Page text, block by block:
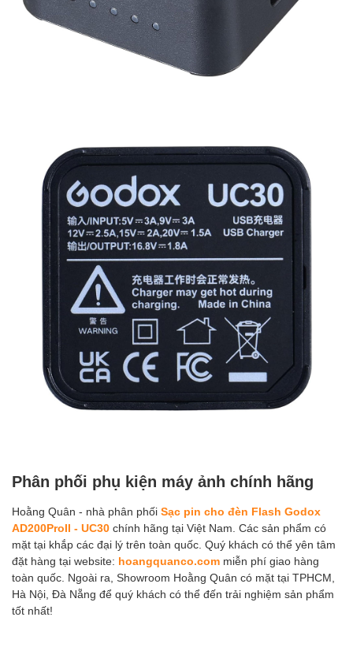
Phân phối phụ kiện máy ảnh chính hãng
Hoằng Quân - nhà phân phối Sạc pin cho đèn Flash Godox
AD200ProII - UC30 chính hãng tại Việt Nam. Các sản phẩm có
mặt tại khắp các đại lý trên toàn quốc. Quý khách có thể yên tâm
đặt hàng tại website: hoangquanco.com miễn phí giao hàng
toàn quốc. Ngoài ra, Showroom Hoằng Quân có mặt tại TPHCM,
Hà Nội, Đà Nẵng để quý khách có thể đến trải nghiệm sản phẩm
tốt nhất!